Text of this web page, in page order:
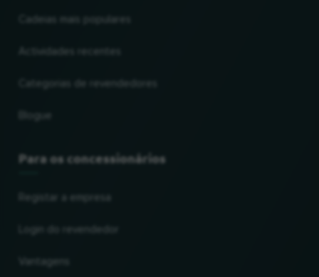
Cadeias mais populares
Para os concessionários
Registar a empresa
Vantagens